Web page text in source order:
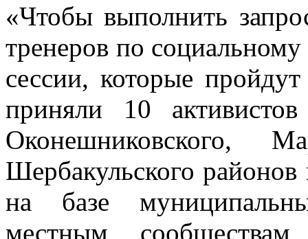
«Чтобы выполнить
тренеров по
сессии, которые
приняли 10
Оконешниковского,
Шербакульского
на базе
местным